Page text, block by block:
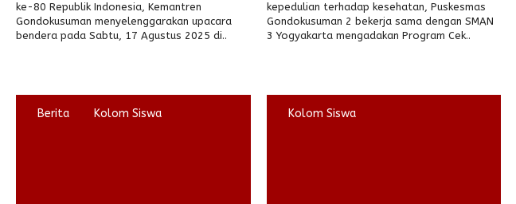
ke-80 Republik Indonesia, Kemantren
Gondokusuman menyelenggarakan upacara
bendera pada Sabtu, 17 Agustus 2025 di..
kepedulian terhadap kesehatan, Puskesmas
Gondokusuman 2 bekerja sama dengan SMAN
3 Yogyakarta mengadakan Program Cek..
Berita Kolom Siswa Kolom Siswa